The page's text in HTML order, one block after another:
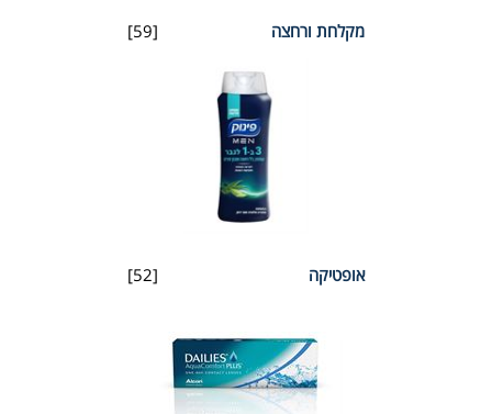
[59] מקלחת ורחצה
[52] אופטיקה